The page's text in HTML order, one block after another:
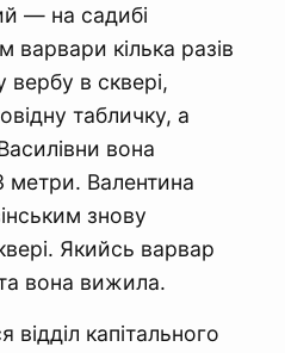
— на садибі
варвари кілька разів
в сквері,
табличку, а
вона
метри. Валентина
знову
Якийсь варвар
вона вижила.
капітального